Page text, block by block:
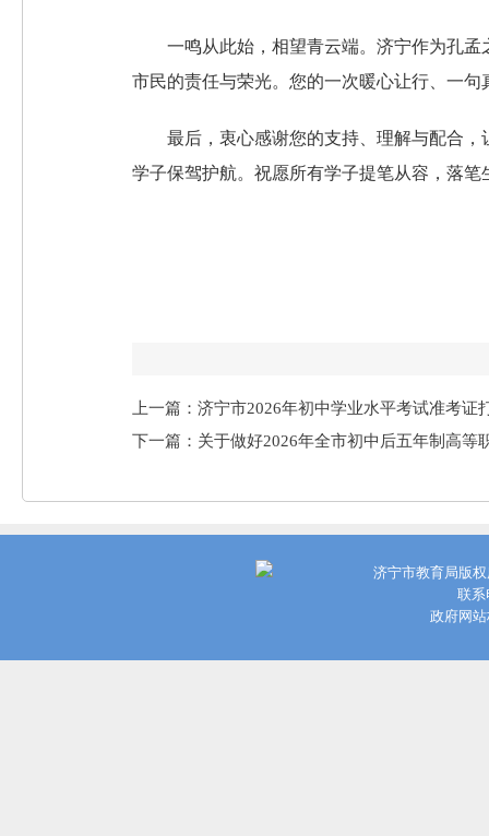
一鸣从此始，相望青云端。济宁作为孔
市民的责任与荣光。您的一次暖心让行、一
最后，衷心感谢您的支持、理解与配合
学子保驾护航。祝愿所有学子提笔从容，落
上一篇：济宁市2026年初中学业水平考试准考证
下一篇：关于做好2026年全市初中后五年制高
济宁市教育局版
联系
政府网